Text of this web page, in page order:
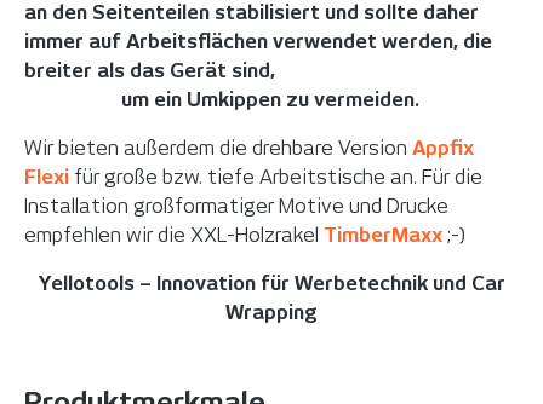
an den Seitenteilen stabilisiert und sollte daher
immer auf Arbeitsflächen verwendet werden, die
breiter als das Gerät sind,
um ein Umkippen zu vermeiden.
Wir bieten außerdem die drehbare Version Appfix
Flexi für große bzw. tiefe Arbeitstische an. Für die
Installation großformatiger Motive und Drucke
empfehlen wir die XXL-Holzrakel TimberMaxx ;-)
Yellotools – Innovation für Werbetechnik und Car
Wrapping